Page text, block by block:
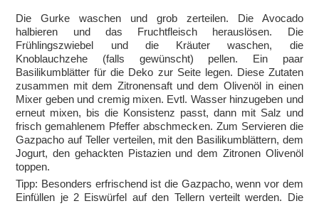
Die Gurke waschen und grob zerteilen. Die Avocado
halbieren und das Fruchtfleisch herauslösen. Die
Frühlingszwiebel und die Kräuter waschen, die
Knoblauchzehe (falls gewünscht) pellen. Ein paar
Basilikumblätter für die Deko zur Seite legen. Diese Zutaten
zusammen mit dem Zitronensaft und dem Olivenöl in einen
Mixer geben und cremig mixen. Evtl. Wasser hinzugeben und
erneut mixen, bis die Konsistenz passt, dann mit Salz und
frisch gemahlenem Pfeffer abschmecken. Zum Servieren die
Gazpacho auf Teller verteilen, mit den Basilikumblättern, dem
Jogurt, den gehackten Pistazien und dem Zitronen Olivenöl
toppen.
Tipp: Besonders erfrischend ist die Gazpacho, wenn vor dem
Einfüllen je 2 Eiswürfel auf den Tellern verteilt werden. Die